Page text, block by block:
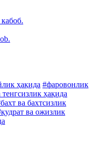
ҳақида #фаровонлик
тенгсизлик ҳақида
ва бахтсизлик
ва ожизлик